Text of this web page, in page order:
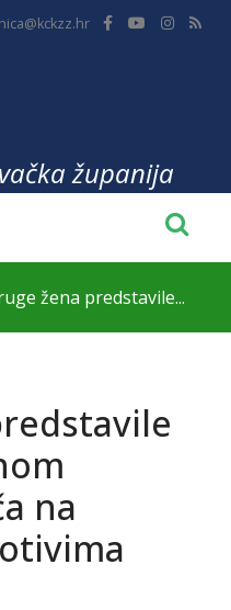
županija
žena predstavile...
na